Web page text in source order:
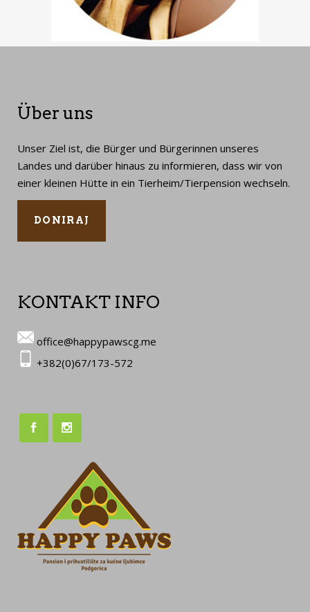
Über uns
Unser Ziel ist, die Bürger und Bürgerinnen unseres
Landes und darüber hinaus zu informieren, dass wir von
einer kleinen Hütte in ein Tierheim/Tierpension wechseln.
DONIRAJ
KONTAKT INFO
office@happypawscg.me
+382(0)67/173-572